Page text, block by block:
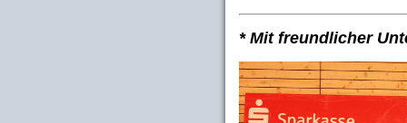
* Mit freundlicher